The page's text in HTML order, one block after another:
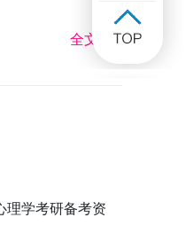
全文 >>
学考研备考资